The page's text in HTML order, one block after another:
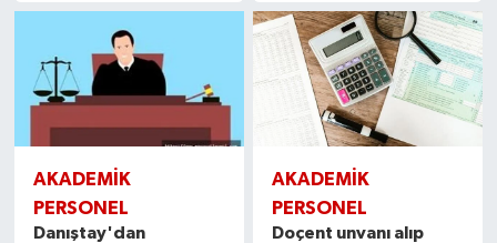
AKADEMİK
PERSONEL
Danıştay'dan
AKADEMİK
PERSONEL
Doçent unvanı alıp